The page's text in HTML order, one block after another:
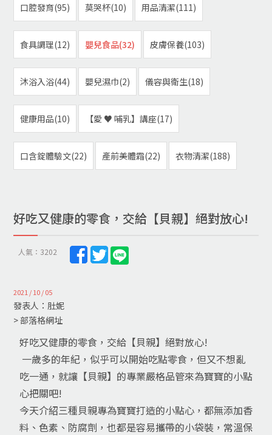
口腔發育(95) 莫哭杯(10) 用品清潔(111)
食具調理(12) 嬰兒食品(32) 皮膚保養(103)
沐浴入浴(44) 嬰兒濕巾(2) 儀容與衛生(18)
健康用品(10) 【愛 ♥ 哺乳】講座(17)
口含錠體驗文(22) 產前美體霜(22) 衣物清潔(188)
好吃又健康的零食，交給【貝親】絕對放心!
人氣：3202
2021 / 10 / 05
發表人：肚妮
> 部落格網址
好吃又健康的零食，交給【貝親】絕對放心!
一歲多的年紀，似乎可以開始吃點零食，但又不想亂
吃一通，就讓【貝親】的專業嚴格品管來為寶寶的小點
心把關吧!
今天介紹三種貝親專為寶寶打造的小點心，都無添加香
料、色素、防腐劑，也都是容易攜帶的小袋裝，常溫保